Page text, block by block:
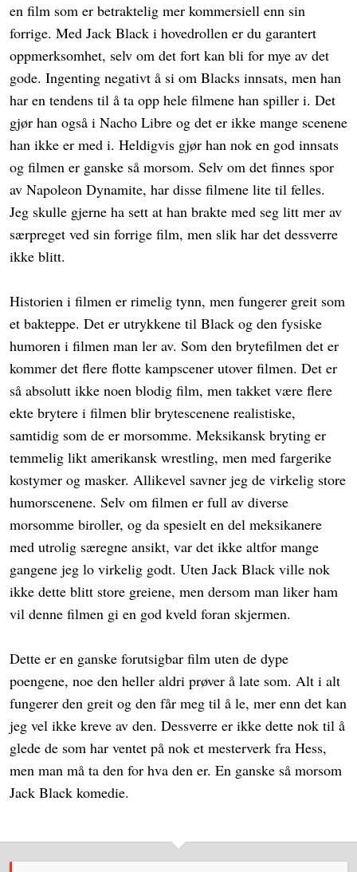
en film som er betraktelig mer kommersiell enn sin
forrige. Med Jack Black i hovedrollen er du garantert
oppmerksomhet, selv om det fort kan bli for mye av det
gode. Ingenting negativt å si om Blacks innsats, men han
har en tendens til å ta opp hele filmene han spiller i. Det
gjør han også i Nacho Libre og det er ikke mange scenene
han ikke er med i. Heldigvis gjør han nok en god innsats
og filmen er ganske så morsom. Selv om det finnes spor
av Napoleon Dynamite, har disse filmene lite til felles.
Jeg skulle gjerne ha sett at han brakte med seg litt mer av
særpreget ved sin forrige film, men slik har det dessverre
ikke blitt.
Historien i filmen er rimelig tynn, men fungerer greit som
et bakteppe. Det er utrykkene til Black og den fysiske
humoren i filmen man ler av. Som den brytefilmen det er
kommer det flere flotte kampscener utover filmen. Det er
så absolutt ikke noen blodig film, men takket være flere
ekte brytere i filmen blir brytescenene realistiske,
samtidig som de er morsomme. Meksikansk bryting er
temmelig likt amerikansk wrestling, men med fargerike
kostymer og masker. Allikevel savner jeg de virkelig store
humorscenene. Selv om filmen er full av diverse
morsomme biroller, og da spesielt en del meksikanere
med utrolig særegne ansikt, var det ikke altfor mange
gangene jeg lo virkelig godt. Uten Jack Black ville nok
ikke dette blitt store greiene, men dersom man liker ham
vil denne filmen gi en god kveld foran skjermen.
Dette er en ganske forutsigbar film uten de dype
poengene, noe den heller aldri prøver å late som. Alt i alt
fungerer den greit og den får meg til å le, mer enn det kan
jeg vel ikke kreve av den. Dessverre er ikke dette nok til å
glede de som har ventet på nok et mesterverk fra Hess,
men man må ta den for hva den er. En ganske så morsom
Jack Black komedie.